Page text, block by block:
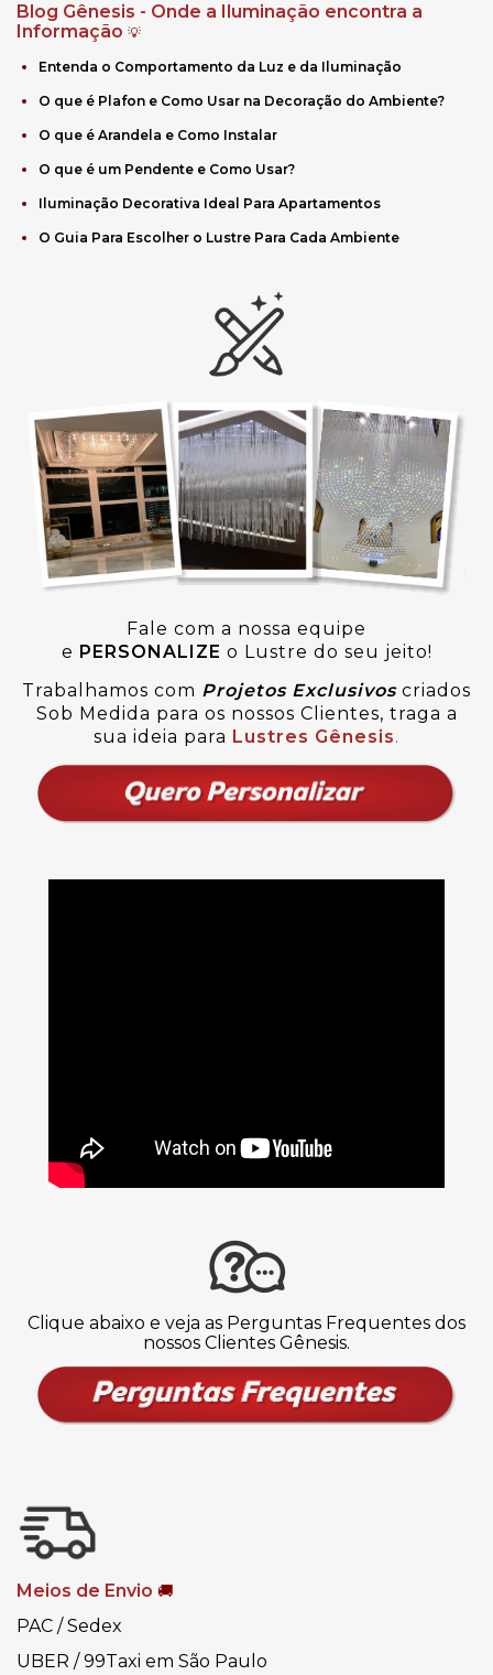
Blog Gênesis - Onde a Iluminação encontra a
Informação 💡
Entenda o Comportamento da Luz e da Iluminação
O que é Plafon e Como Usar na Decoração do Ambiente?
O que é Arandela e Como Instalar
O que é um Pendente e Como Usar?
Iluminação Decorativa Ideal Para Apartamentos
O Guia Para Escolher o Lustre Para Cada Ambiente
Fale com a nossa equipe
e PERSONALIZE o Lustre do seu jeito!
Trabalhamos com Projetos Exclusivoscriados
Sob Medida para os nossos Clientes, traga a
sua ideia para Lustres Gênesis.
Clique abaixo e veja as Perguntas Frequentes dos
nossos Clientes Gênesis.
Meios de Envio 🚚
PAC / Sedex
UBER / 99Taxi em São Paulo